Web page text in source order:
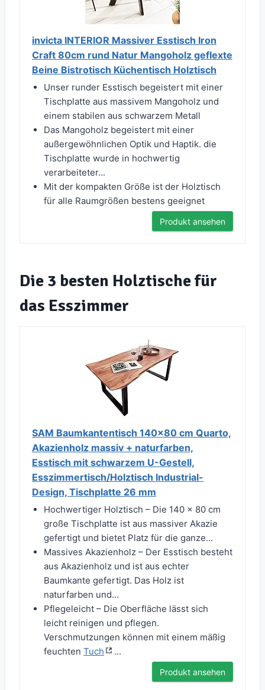
invicta INTERIOR Massiver Esstisch Iron
Craft 80cm rund Natur Mangoholz geflexte
Beine Bistrotisch Küchentisch Holztisch
Unser runder Esstisch begeistert mit einer
Tischplatte aus massivem Mangoholz und
einem stabilen aus schwarzem Metall
Das Mangoholz begeistert mit einer
außergewöhnlichen Optik und Haptik. die
Tischplatte wurde in hochwertig
verarbeiteter...
Mit der kompakten Größe ist der Holztisch
für alle Raumgrößen bestens geeignet
Produkt ansehen
Die 3 besten Holztische für
das Esszimmer
SAM Baumkantentisch 140x80 cm Quarto,
Akazienholz massiv + naturfarben,
Esstisch mit schwarzem U-Gestell,
Esszimmertisch/Holztisch Industrial-
Design, Tischplatte 26 mm
Hochwertiger Holztisch – Die 140 x 80 cm
große Tischplatte ist aus massiver Akazie
gefertigt und bietet Platz für die ganze...
Massives Akazienholz – Der Esstisch besteht
aus Akazienholz und ist aus echter
Baumkante gefertigt. Das Holz ist
naturfarben und...
Pflegeleicht – Die Oberfläche lässt sich
leicht reinigen und pflegen.
Verschmutzungen können mit einem mäßig
feuchten Tuch ...
Produkt ansehen